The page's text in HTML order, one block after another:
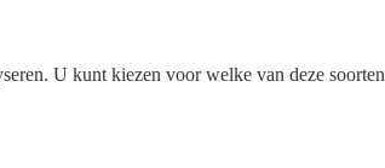
U kunt kiezen voor welke van deze soorten